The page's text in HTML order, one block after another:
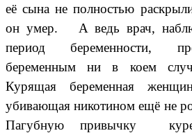
её сына не полностью
он умер. А ведь врач,
период беременности,
беременным ни в коем
Курящая беременная
убивающая никотином ещё не
Пагубную привычку